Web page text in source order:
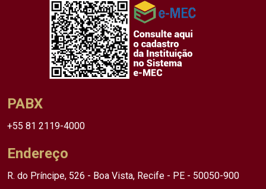
PABX
+55 81 2119-4000
Endereço
R. do Príncipe, 526 - Boa Vista, Recife - PE - 50050-900